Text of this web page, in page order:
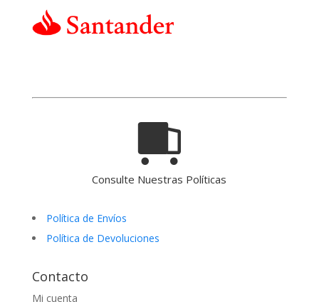
Consulte Nuestras Políticas
Política de Envíos
Política de Devoluciones
Contacto
Mi cuenta